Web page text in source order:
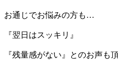
お通じでお悩みの方も…
『翌日はスッキリ』
『残量感がない』とのお声も